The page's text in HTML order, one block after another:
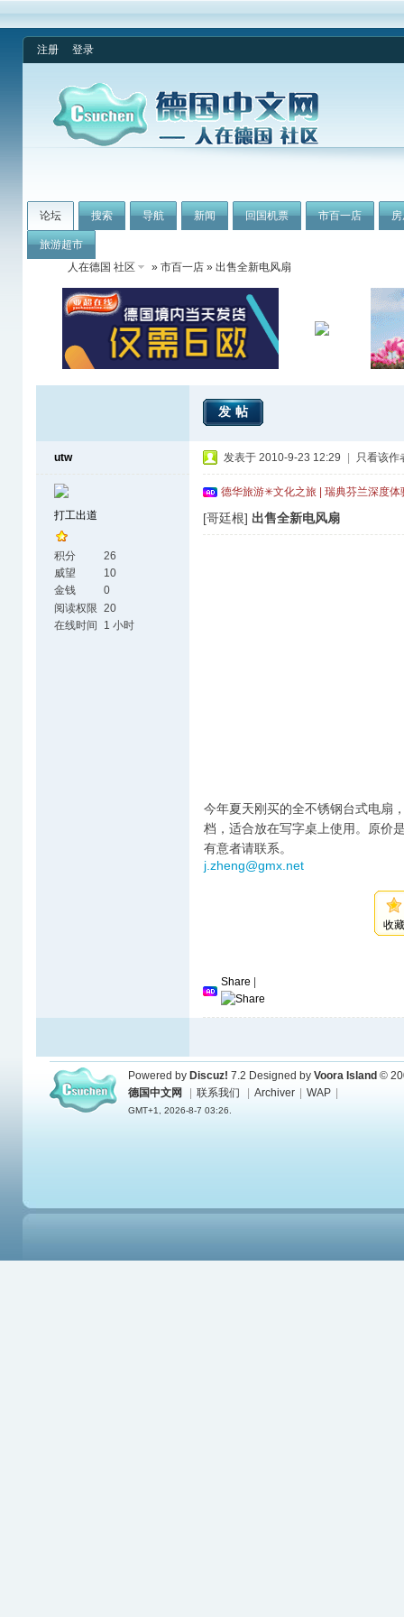
注册 登录
论坛 搜索 导航 新闻 回国机票 市百一店
旅游超市
人在德国 社区
» 市百一店 » 出售全新电风扇
发帖
utw
打工出道
积分
26
威望
10
金钱
0
阅读权限 20
在线时间
1 小时
发表于 2010-9-23 12:29 只看该作
德华旅游✳文化之旅 | 瑞典芬兰深度
[哥廷根] 出售全新电风扇
今年夏天刚买的全不锈钢台式电扇
档，适合放在写字桌上使用。原价
有意者请联系。
j.zheng@gmx.net
收
Share
Powered by Discuz! 7.2 Designed by Voora Island ©
德国中文网
联系我们 Archiver WAP
GMT+1, 2026-8-7 03:26.